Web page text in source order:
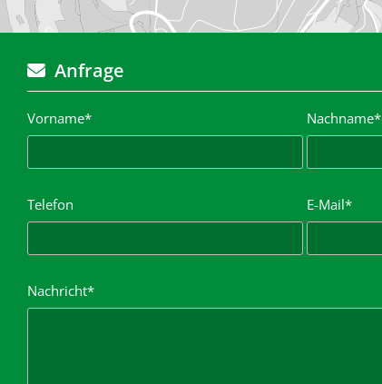
 Anfrage
Vorname* Nachname*
Telefon E-Mail*
Nachricht*